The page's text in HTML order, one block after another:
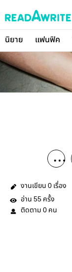
นิยาย แฟนฟิค
งานเขียน 0 เรื่อง
อ่าน 55 ครั้ง
ติดตาม 0 คน